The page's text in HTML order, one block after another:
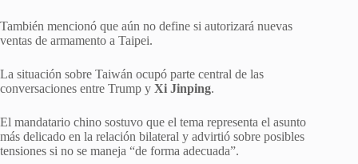
También mencionó que aún no define si autorizará nuevas
ventas de armamento a Taipei.
La situación sobre Taiwán ocupó parte central de las
conversaciones entre Trump y Xi Jinping.
El mandatario chino sostuvo que el tema representa el asunto
más delicado en la relación bilateral y advirtió sobre posibles
tensiones si no se maneja “de forma adecuada”.